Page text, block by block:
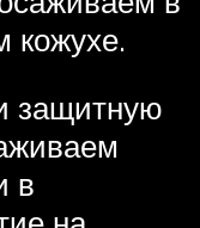
кожухе.
защитную
в